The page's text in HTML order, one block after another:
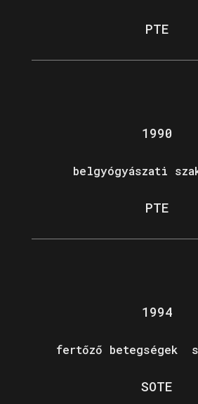
PTE
1990
belgyógyászati
PTE
1994
fertőző betegségek
SOTE